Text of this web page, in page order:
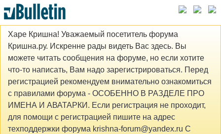
Харе Кришна! Уважаемый посетитель форума
Кришна.ру. Искренне рады видеть Вас здесь. Вы
можете читать сообщения на форуме, но если хотите
что-то написать, Вам надо зарегистрироваться. Перед
регистрацией рекомендуем внимательно ознакомиться
с правилами форума - ОСОБЕННО В РАЗДЕЛЕ ПРО
ИМЕНА И АВАТАРКИ. Если регистрация не проходит,
для помощи с регистрацией пишите на адрес
техподдержки форума krishna-forum@yandex.ru С